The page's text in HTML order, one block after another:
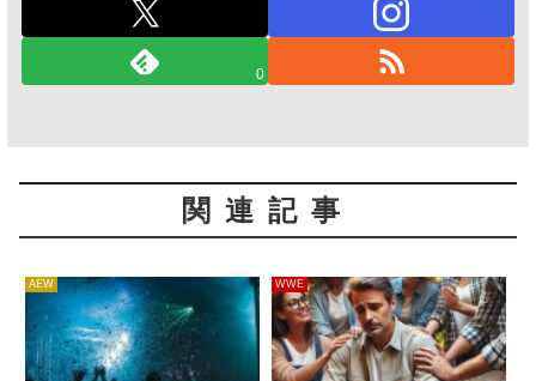
0
関連記事
AEW WWE